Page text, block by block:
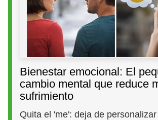
Bienestar emocional: El
cambio mental que reduce
sufrimiento
Quita el 'me': deja de